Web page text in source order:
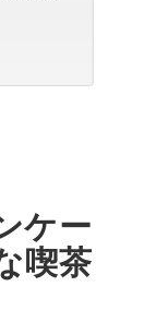
ケー
喫茶